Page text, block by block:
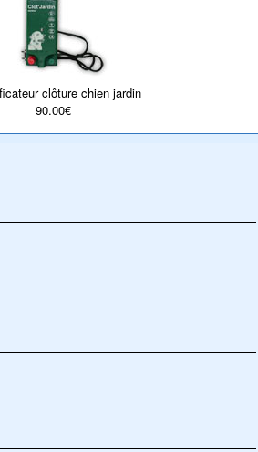
clôture chien jardin
90.00€